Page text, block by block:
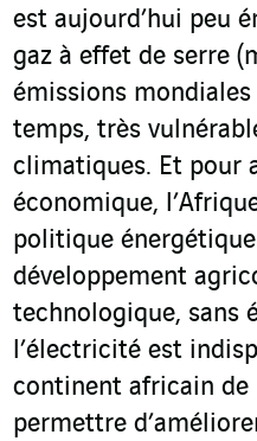
est aujourd’hui peu
gaz à effet de serre
émissions
temps, très
climatiques. Et pour
économique,
politique
développement
technologique, sans
l’électricité est
continent africain de
permettre